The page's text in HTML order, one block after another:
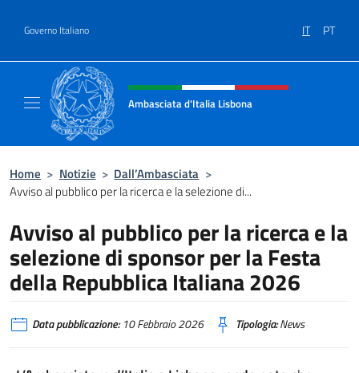
Governo Italiano IT PT
Intestazione sito, social e menù
Ambasciata d'Italia Lisbona
Home > Notizie > Dall’Ambasciata >
Avviso al pubblico per la ricerca e la selezione di...
Avviso al pubblico per la ricerca e la
selezione di sponsor per la Festa
della Repubblica Italiana 2026
Data pubblicazione:10 Febbraio 2026 Tipologia:News